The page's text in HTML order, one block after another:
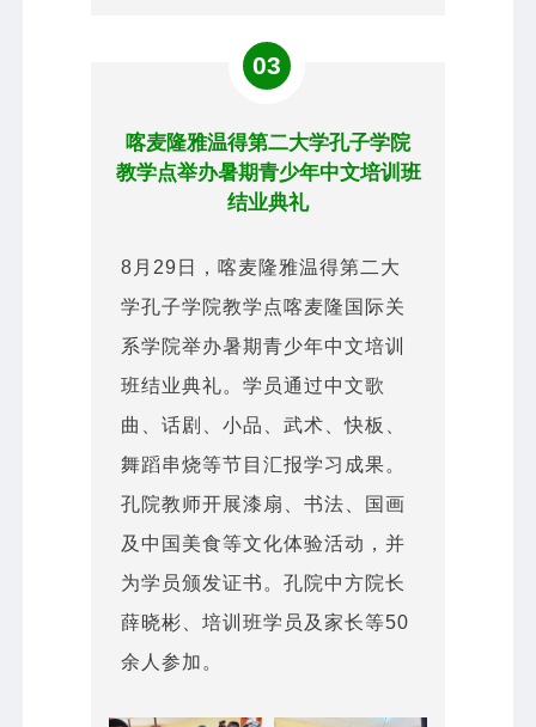
03
喀麦隆雅温得第二大学孔子学院
教学点举办暑期青少年中文培训班
结业典礼
8月29日，喀麦隆雅温得第二大
学孔子学院教学点喀麦隆国际关
系学院举办暑期青少年中文培训
班结业典礼。学员通过中文歌
曲、话剧、小品、武术、快板、
舞蹈串烧等节目汇报学习成果。
孔院教师开展漆扇、书法、国画
及中国美食等文化体验活动，并
为学员颁发证书。孔院中方院长
薛晓彬、培训班学员及家长等50
余人参加。